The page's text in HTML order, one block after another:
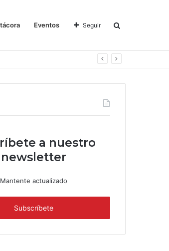
Eventos Seguir
a nuestro
newsletter
Mantente actualizado